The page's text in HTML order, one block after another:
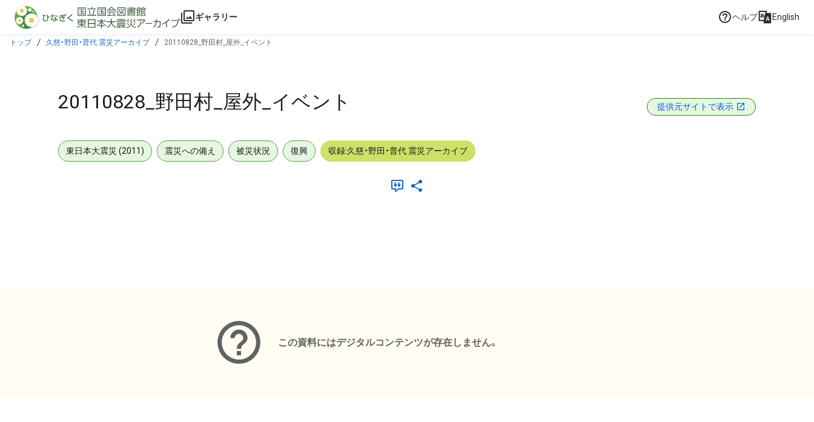
本文に飛ぶ
ギャラリー ヘルプ English
トップ 久慈・野田・普代 震災アーカイブ 20110828_野田村_屋外_イベント
20110828_野田村_屋外_イベント 提供元サイトで表示
東日本大震災 (2011) 震災への備え 被災状況 復興 収録:久慈・野田・普代 震災アーカイブ
この資料にはデジタルコンテンツが存在しません。